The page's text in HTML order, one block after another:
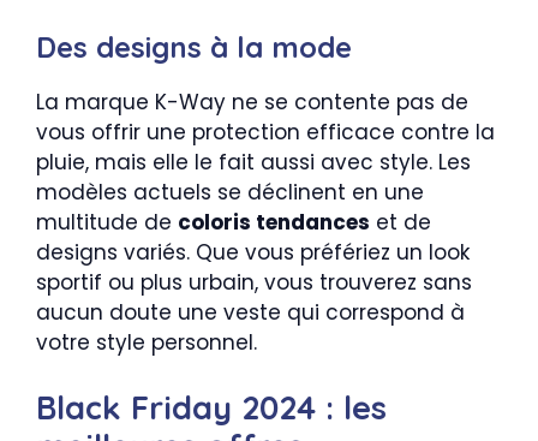
Des designs à la mode
La marque K-Way ne se contente pas de
vous offrir une protection efficace contre la
pluie, mais elle le fait aussi avec style. Les
modèles actuels se déclinent en une
multitude de coloris tendances et de
designs variés. Que vous préfériez un look
sportif ou plus urbain, vous trouverez sans
aucun doute une veste qui correspond à
votre style personnel.
Black Friday 2024 : les